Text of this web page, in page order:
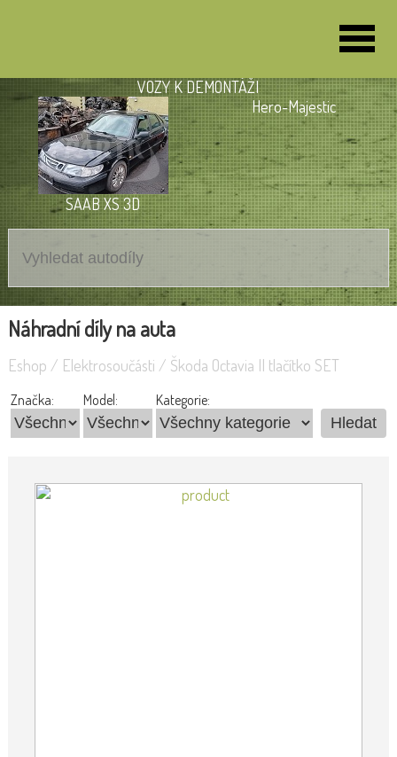
VOZY K DEMONTÁŽI
SAAB XS 3D
Hero-Majestic
Náhradní díly na auta
Eshop / Elektrosoučásti / Škoda Octavia II tlačítko SET
Značka: Model: Kategorie: